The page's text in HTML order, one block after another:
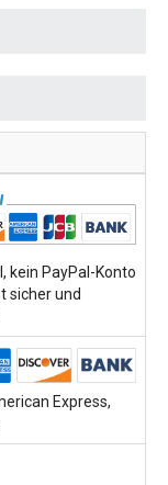
kein PayPal-Konto
sicher und
Express,